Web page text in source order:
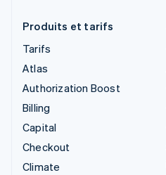
Produits et tarifs
Tarifs
Atlas
Authorization Boost
Billing
Capital
Checkout
Climate